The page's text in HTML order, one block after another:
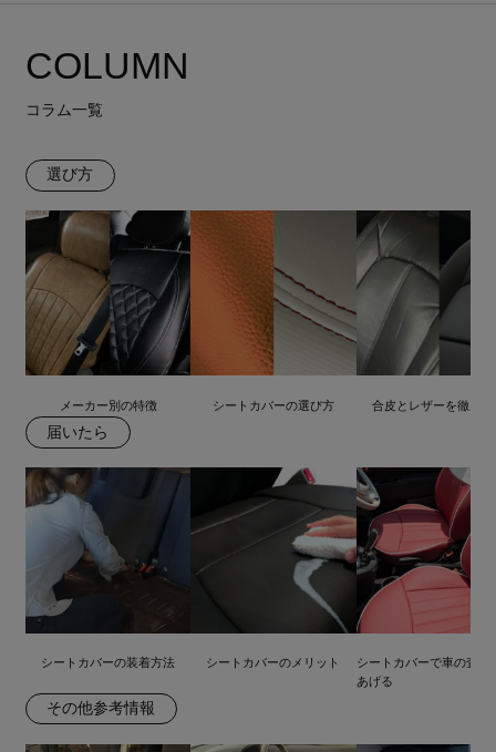
COLUMN
コラム一覧
選び方
メーカー別の特徴 シートカバーの選び方 合皮とレザーを徹底比
届いたら
シートカバーの装着方法 シートカバーのメリット
シートカバーで車の査定
あげる
その他参考情報